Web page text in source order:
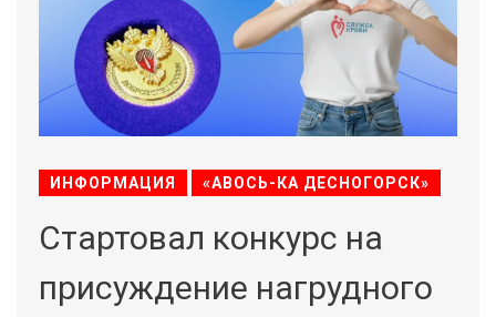
ИНФОРМАЦИЯ «АВОСЬ-КА ДЕСНОГОРСК»
Стартовал конкурс на
присуждение нагрудного